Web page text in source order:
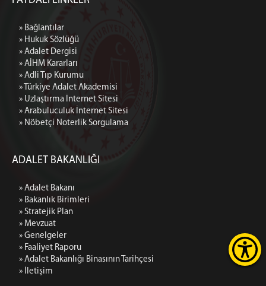
» Bağlantılar
» Hukuk Sözlüğü
» Adalet Dergisi
» AİHM Kararları
» Adli Tıp Kurumu
» Türkiye Adalet Akademisi
» Uzlaştırma İnternet Sitesi
» Arabuluculuk İnternet Sitesi
» Nöbetçi Noterlik Sorgulama
ADALET BAKANLIĞI
» Adalet Bakanı
» Bakanlık Birimleri
» Stratejik Plan
» Mevzuat
» Genelgeler
» Faaliyet Raporu
» Adalet Bakanlığı Binasının Tarihçesi
» İletişim